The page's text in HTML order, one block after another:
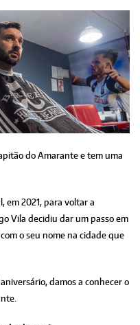
do Amarante e tem uma
em 2021, para voltar a
Vila decidiu dar um passo em
o seu nome na cidade que
damos a conhecer o